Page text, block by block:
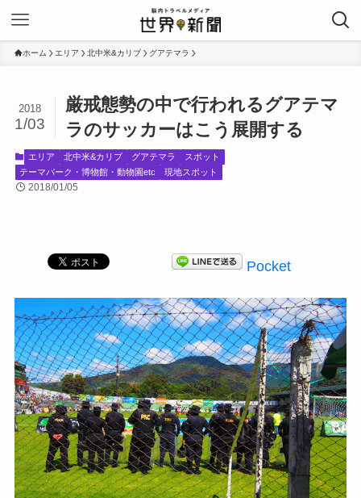
ホーム エリア 北中米&カリブ グアテマラ
厳戒態勢の中で行われるグアテマ
ラのサッカーはこう展開する
2018
1/03
エリア 北中米&カリブ グアテマラ
スポット
テーマパーク・博物館・動物園etc
現地スポット
2018/01/05
Pocket